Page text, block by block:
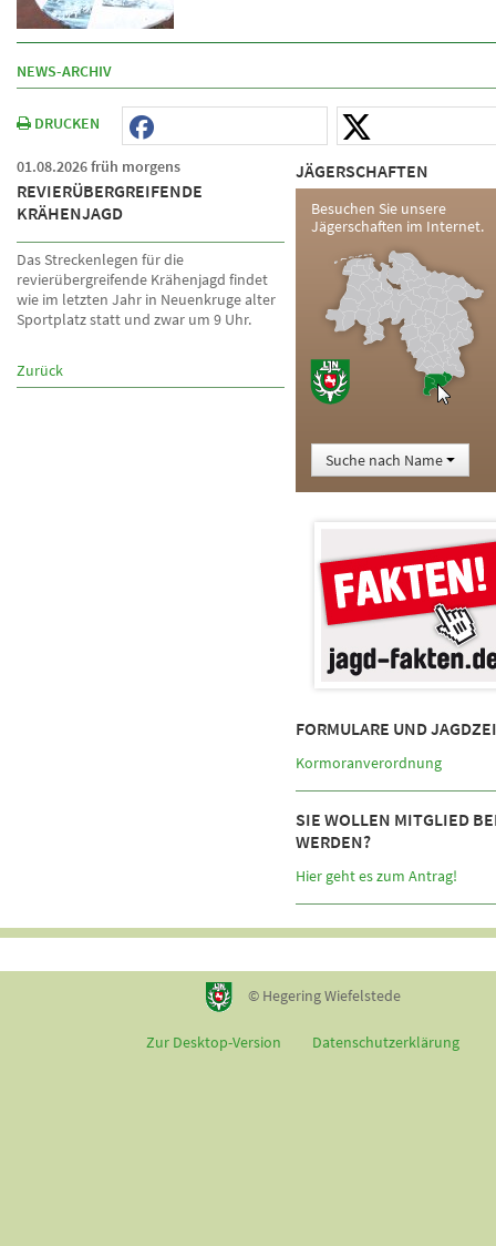
NEWS-ARCHIV
DRUCKEN
01.08.2026 früh morgens
REVIERÜBERGREIFENDE
KRÄHENJAGD
Das Streckenlegen für die
revierübergreifende Krähenjagd findet
wie im letzten Jahr in Neuenkruge alter
Sportplatz statt und zwar um 9 Uhr.
Zurück
JÄGERSCHAFTEN
Besuchen Sie unsere
Jägerschaften im Internet.
Suche nach Name
FORMULARE UND
Kormoranverordnung
SIE WOLLEN MITGLIED
WERDEN?
Hier geht es zum Antrag!
© Hegering Wiefelstede
Zur Desktop-Version Datenschutzerklärung